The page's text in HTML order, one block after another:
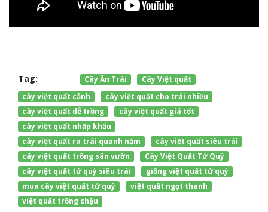
Tag: Cây Ăn Trái
Cây Việt quất
cây việt quất cảnh
cây việt quất cho trái nhiều
cây việt quất dễ trồng
cây việt quất giá tốt
cây việt quất nhập khẩu
cây việt quất ra trái quanh năm
cây việt quất siêu trái
cây việt quất trồng sân vườn
Cây Việt Quất Tứ Quý
cây việt quất tứ quý siêu trái
giống việt quất tứ quý
mua cây việt quất tứ quý
việt quất ngọt thanh
việt quất trồng chậu